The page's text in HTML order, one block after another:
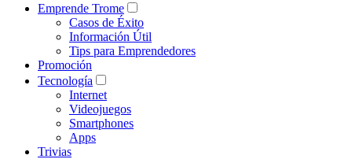
Emprende Trome
Casos de Éxito
Información Útil
Tips para Emprendedores
Promoción
Tecnología
Internet
Videojuegos
Smartphones
Apps
Trivias